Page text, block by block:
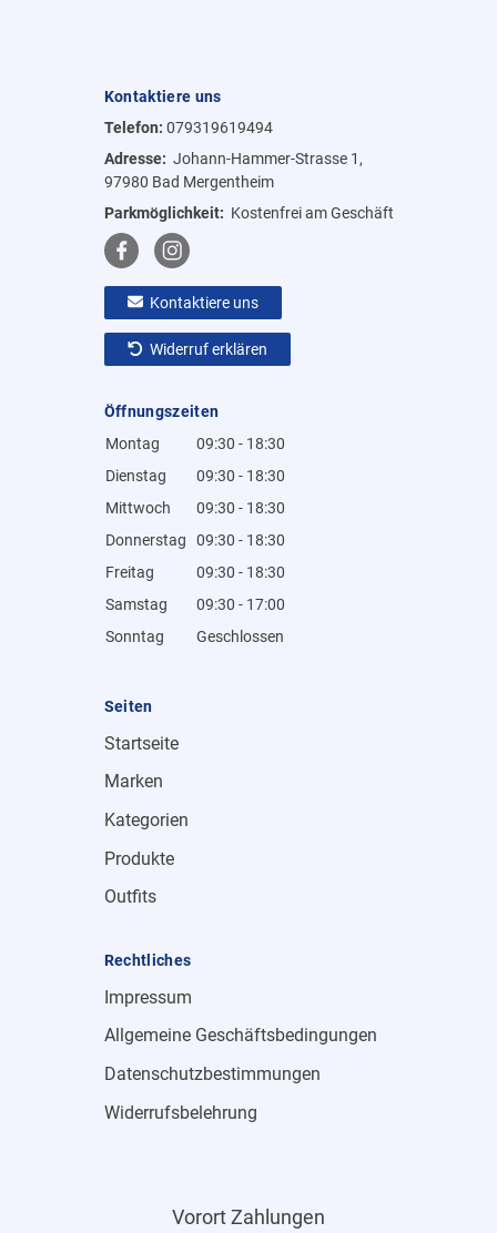
Kontaktiere uns
Telefon: 079319619494
Adresse: Johann-Hammer-Strasse 1,
97980 Bad Mergentheim
Parkmöglichkeit: Kostenfrei am Geschäft
Kontaktiere uns
Widerruf erklären
Öffnungszeiten
Montag
09:30 - 18:30
Dienstag
09:30 - 18:30
Mittwoch
09:30 - 18:30
Donnerstag
09:30 - 18:30
Freitag
09:30 - 18:30
Samstag
09:30 - 17:00
Sonntag
Geschlossen
Seiten
Startseite
Marken
Kategorien
Produkte
Outfits
Rechtliches
Impressum
Allgemeine Geschäftsbedingungen
Datenschutzbestimmungen
Widerrufsbelehrung
Vorort Zahlungen